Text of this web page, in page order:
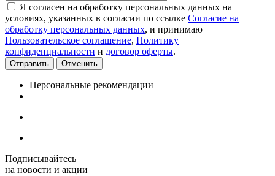
Я согласен на обработку персональных данных на
условиях, указанных в согласии по ссылке Согласие на
обработку персональных данных, и принимаю
Пользовательское соглашение, Политику
конфиденциальности и договор оферты.
Отменить
Персональные рекомендации
Подписывайтесь
на новости и акции